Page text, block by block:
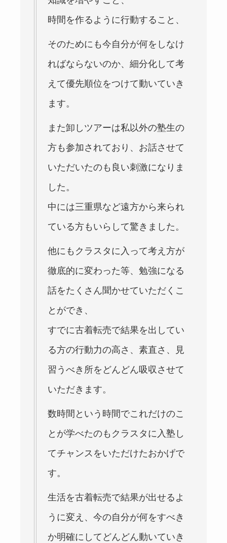
時間を作るように行動すること、
そのためにも今自分が何をしなけ
ればならないのか、細分化して考
えて優先順位をつけて動いていき
ます。
また卸しツアーは私以外の塾生の
方も参加されており、お話させて
いただいたのも良い刺激になりま
した。
中には三重県など遠方から来られ
ている方もいらして驚きました。
他にもクラスタに入って考え方が
徹底的に変わった等、勉強になる
話をたくさん聞かせていただくこ
とができ、
すでに古着転売で結果を出してい
る方の行動力の高さ、素直さ、見
習うべき所をどんどん吸収させて
いただきます。
数時間という時間でこれだけのこ
とが学べたのもクラスタに入塾し
てチャンスをいただけたおかげで
す。
生活を古着転売で結果が出せるよ
うに変え、今の自分が何をすべき
か明確にしてどんどん動いていき